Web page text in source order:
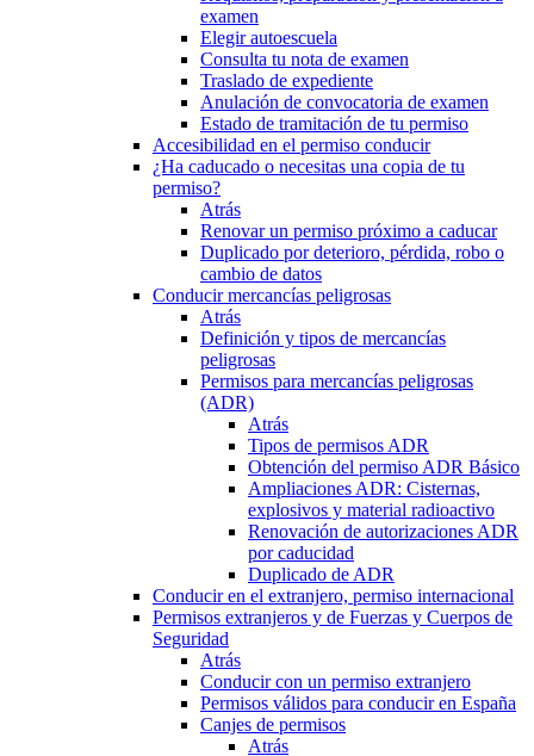
examen
Elegir autoescuela
Consulta tu nota de examen
Traslado de expediente
Anulación de convocatoria de examen
Estado de tramitación de tu permiso
Accesibilidad en el permiso conducir
¿Ha caducado o necesitas una copia de tu
permiso?
Atrás
Renovar un permiso próximo a caducar
Duplicado por deterioro, pérdida, robo o
cambio de datos
Conducir mercancías peligrosas
Atrás
Definición y tipos de mercancías
peligrosas
Permisos para mercancías peligrosas
(ADR)
Atrás
Tipos de permisos ADR
Obtención del permiso ADR Básico
Ampliaciones ADR: Cisternas,
explosivos y material radioactivo
Renovación de autorizaciones ADR
por caducidad
Duplicado de ADR
Conducir en el extranjero, permiso internacional
Permisos extranjeros y de Fuerzas y Cuerpos de
Seguridad
Atrás
Conducir con un permiso extranjero
Permisos válidos para conducir en España
Canjes de permisos
Atrás